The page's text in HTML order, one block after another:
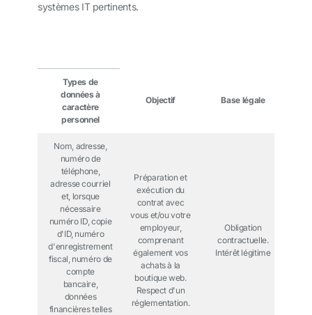
systèmes IT pertinents.
Types de
données à
caractère
personnel
Objectif Base légale
Nom, adresse,
numéro de
téléphone,
adresse courriel
et, lorsque
nécessaire
numéro ID, copie
d'ID, numéro
d'enregistrement
fiscal, numéro de
compte
bancaire,
données
financières telles
Préparation et
exécution du
contrat avec
vous et/ou votre
employeur,
comprenant
également vos
achats à la
boutique web.
Respect d'un
réglementation.
Obligation
contractuelle.
Intérêt légitime